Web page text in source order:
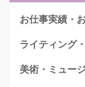
お仕事実績・
ライティング
美術・ミュー